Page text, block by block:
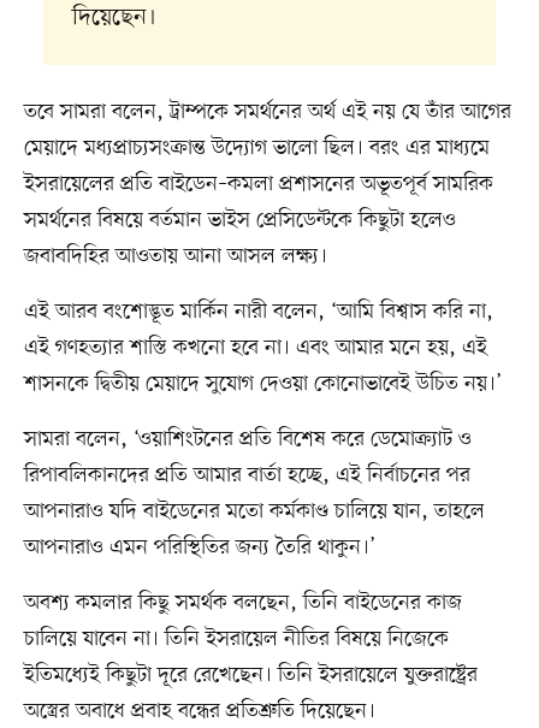
দিয়েছেন।
তবে সামরা বলেন, ট্রাম্পকে সমর্থনের অর্থ এই নয় যে তাঁর আগের
মেয়াদে মধ্যপ্রাচ্যসংক্রান্ত উদ্যোগ ভালো ছিল। বরং এর মাধ্যমে
ইসরায়েলের প্রতি বাইডেন–কমলা প্রশাসনের অভূতপূর্ব সামরিক
সমর্থনের বিষয়ে বর্তমান ভাইস প্রেসিডেন্টকে কিছুটা হলেও
জবাবদিহির আওতায় আনা আসল লক্ষ্য।
এই আরব বংশোদ্ভূত মার্কিন নারী বলেন, ‘আমি বিশ্বাস করি না,
এই গণহত্যার শাস্তি কখনো হবে না। এবং আমার মনে হয়, এই
শাসনকে দ্বিতীয় মেয়াদে সুযোগ দেওয়া কোনোভাবেই উচিত নয়।’
সামরা বলেন, ‘ওয়াশিংটনের প্রতি বিশেষ করে ডেমোক্র্যাট ও
রিপাবলিকানদের প্রতি আমার বার্তা হচ্ছে, এই নির্বাচনের পর
আপনারাও যদি বাইডেনের মতো কর্মকাণ্ড চালিয়ে যান, তাহলে
আপনারাও এমন পরিস্থিতির জন্য তৈরি থাকুন।’
অবশ্য কমলার কিছু সমর্থক বলছেন, তিনি বাইডেনের কাজ
চালিয়ে যাবেন না। তিনি ইসরায়েল নীতির বিষয়ে নিজেকে
ইতিমধ্যেই কিছুটা দূরে রেখেছেন। তিনি ইসরায়েলে যুক্তরাষ্ট্রের
অস্ত্রের অবাধে প্রবাহ বন্ধের প্রতিশ্রুতি দিয়েছেন।